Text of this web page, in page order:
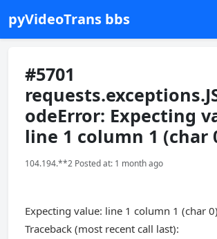
pyVideoTrans bbs
#5701
odeError: Expecting
line 1 column 1 (char
104.194.**2 Posted at: 1 month ago
Expecting value: line 1 column 1 (char
Traceback (most recent call last):